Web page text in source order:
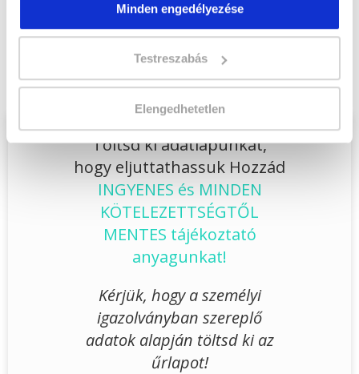
Minden engedélyezése
Testreszabás
Elengedhetetlen
Végezd elSzámítógépes adatrögzítő
szakképesítés online tanfolyam - Szeged
tanfolyamunkat és váltsd valóra az álmaidat!
Töltsd ki adatlapunkat,
hogy eljuttathassuk Hozzád
INGYENES és MINDEN
KÖTELEZETTSÉGTŐL
MENTES tájékoztató
anyagunkat!
Kérjük, hogy a személyi
igazolványban szereplő
adatok alapján töltsd ki az
űrlapot!